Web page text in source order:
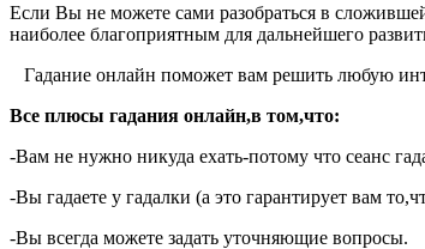
Если Вы не можете сами разобраться в
наиболее благоприятным для дальнейшего
Гадание онлайн поможет вам решить любую
Все плюсы гадания онлайн,в том,что:
-Вам не нужно никуда ехать-потому что сеанс
-Вы гадаете у гадалки (а это гарантирует вам
-Вы всегда можете задать уточняющие вопросы.